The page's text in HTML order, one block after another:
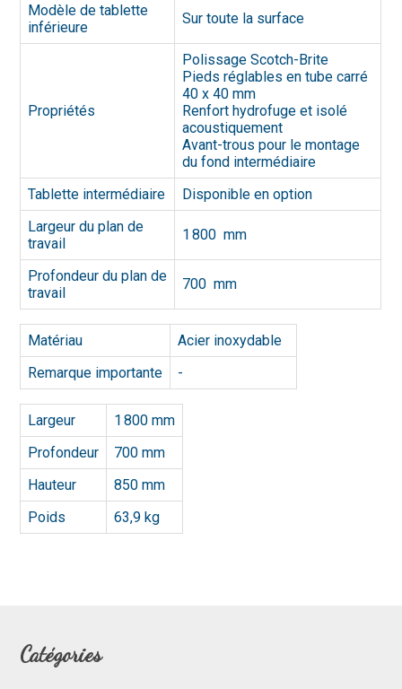
Modèle de tablette
inférieure
Sur toute la surface
Propriétés
Polissage Scotch-Brite
Pieds réglables en tube carré
40 x 40 mm
Renfort hydrofuge et isolé
acoustiquement
Avant-trous pour le montage
du fond intermédiaire
Tablette intermédiaire
Disponible en option
Largeur du plan de
travail
1 800 mm
Profondeur du plan de
travail
700 mm
Matériau
Acier inoxydable
Remarque importante
-
Largeur
1 800 mm
Profondeur
700 mm
Hauteur
850 mm
Poids
63,9 kg
Catégories